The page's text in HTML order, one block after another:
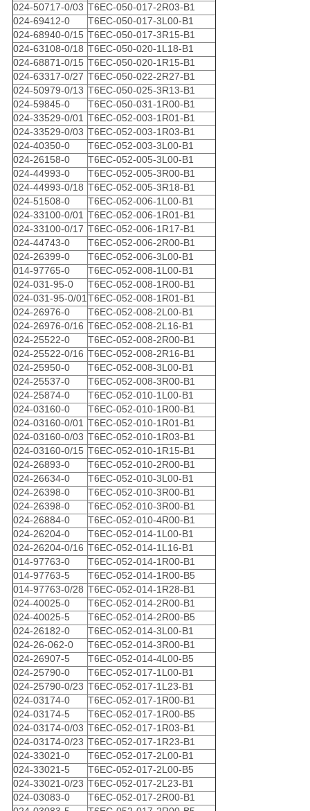
024-50717-0/03 T6EC-050-017-2R03-B1
024-69412-0
T6EC-050-017-3L00-B1
024-68940-0/15 T6EC-050-017-3R15-B1
024-63108-0/18 T6EC-050-020-1L18-B1
024-68871-0/15 T6EC-050-020-1R15-B1
024-63317-0/27 T6EC-050-022-2R27-B1
024-50979-0/13 T6EC-050-025-3R13-B1
024-59845-0
T6EC-050-031-1R00-B1
024-33529-0/01 T6EC-052-003-1R01-B1
024-33529-0/03 T6EC-052-003-1R03-B1
024-40350-0
T6EC-052-003-3L00-B1
024-26158-0
T6EC-052-005-3L00-B1
024-44993-0
T6EC-052-005-3R00-B1
024-44993-0/18 T6EC-052-005-3R18-B1
024-51508-0
T6EC-052-006-1L00-B1
024-33100-0/01 T6EC-052-006-1R01-B1
024-33100-0/17 T6EC-052-006-1R17-B1
024-44743-0
T6EC-052-006-2R00-B1
024-26399-0
T6EC-052-006-3L00-B1
014-97765-0
T6EC-052-008-1L00-B1
024-031-95-0
T6EC-052-008-1R00-B1
024-031-95-0/01 T6EC-052-008-1R01-B1
024-26976-0
T6EC-052-008-2L00-B1
024-26976-0/16 T6EC-052-008-2L16-B1
024-25522-0
T6EC-052-008-2R00-B1
024-25522-0/16 T6EC-052-008-2R16-B1
024-25950-0
T6EC-052-008-3L00-B1
024-25537-0
T6EC-052-008-3R00-B1
024-25874-0
T6EC-052-010-1L00-B1
024-03160-0
T6EC-052-010-1R00-B1
024-03160-0/01 T6EC-052-010-1R01-B1
024-03160-0/03 T6EC-052-010-1R03-B1
024-03160-0/15 T6EC-052-010-1R15-B1
024-26893-0
T6EC-052-010-2R00-B1
024-26634-0
T6EC-052-010-3L00-B1
024-26398-0
T6EC-052-010-3R00-B1
024-26398-0
T6EC-052-010-3R00-B1
024-26884-0
T6EC-052-010-4R00-B1
024-26204-0
T6EC-052-014-1L00-B1
024-26204-0/16 T6EC-052-014-1L16-B1
014-97763-0
T6EC-052-014-1R00-B1
014-97763-5
T6EC-052-014-1R00-B5
014-97763-0/28 T6EC-052-014-1R28-B1
024-40025-0
T6EC-052-014-2R00-B1
024-40025-5
T6EC-052-014-2R00-B5
024-26182-0
T6EC-052-014-3L00-B1
024-26-062-0
T6EC-052-014-3R00-B1
024-26907-5
T6EC-052-014-4L00-B5
024-25790-0
T6EC-052-017-1L00-B1
024-25790-0/23 T6EC-052-017-1L23-B1
024-03174-0
T6EC-052-017-1R00-B1
024-03174-5
T6EC-052-017-1R00-B5
024-03174-0/03 T6EC-052-017-1R03-B1
024-03174-0/23 T6EC-052-017-1R23-B1
024-33021-0
T6EC-052-017-2L00-B1
024-33021-5
T6EC-052-017-2L00-B5
024-33021-0/23 T6EC-052-017-2L23-B1
024-03083-0
T6EC-052-017-2R00-B1